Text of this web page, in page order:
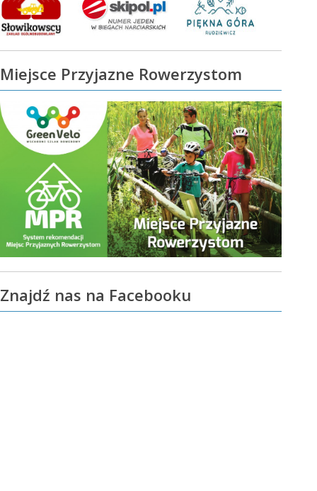
Miejsce Przyjazne Rowerzystom
Znajdź nas na Facebooku